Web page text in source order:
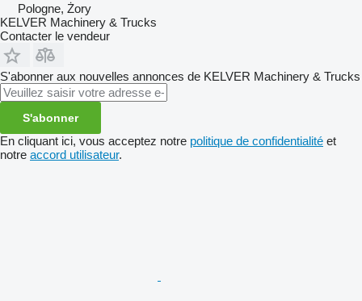
Pologne, Żory
KELVER Machinery & Trucks
Contacter le vendeur
S'abonner aux nouvelles annonces de KELVER Machinery & Trucks
S'abonner
En cliquant ici, vous acceptez notre politique de confidentialité et
notre accord utilisateur.